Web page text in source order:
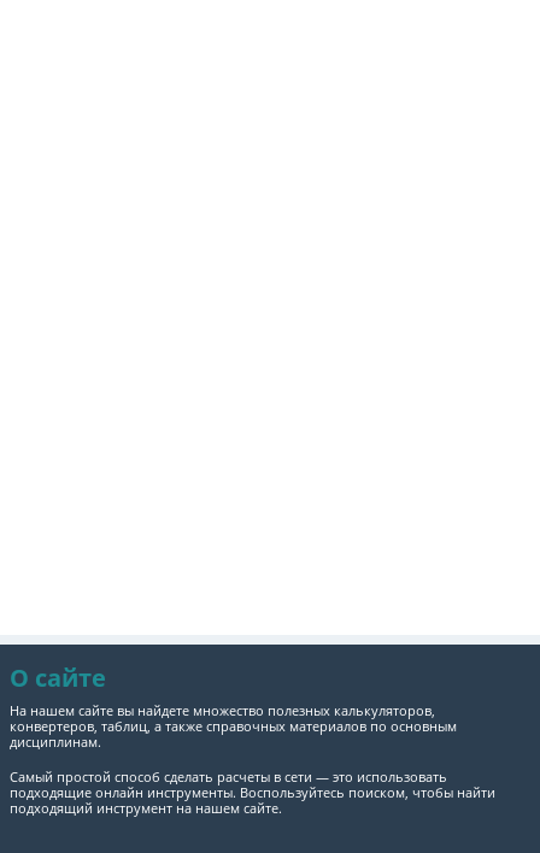
О сайте
На нашем сайте вы найдете множество полезных калькуляторов,
конвертеров, таблиц, а также справочных материалов по основным
дисциплинам.
Самый простой способ сделать расчеты в сети — это использовать
подходящие онлайн инструменты. Воспользуйтесь поиском, чтобы найти
подходящий инструмент на нашем сайте.